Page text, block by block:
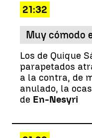
21:32
Muy cómodo
Los de Quique
parapetados
a la contra, de
anulado, la
de En-Nesyri